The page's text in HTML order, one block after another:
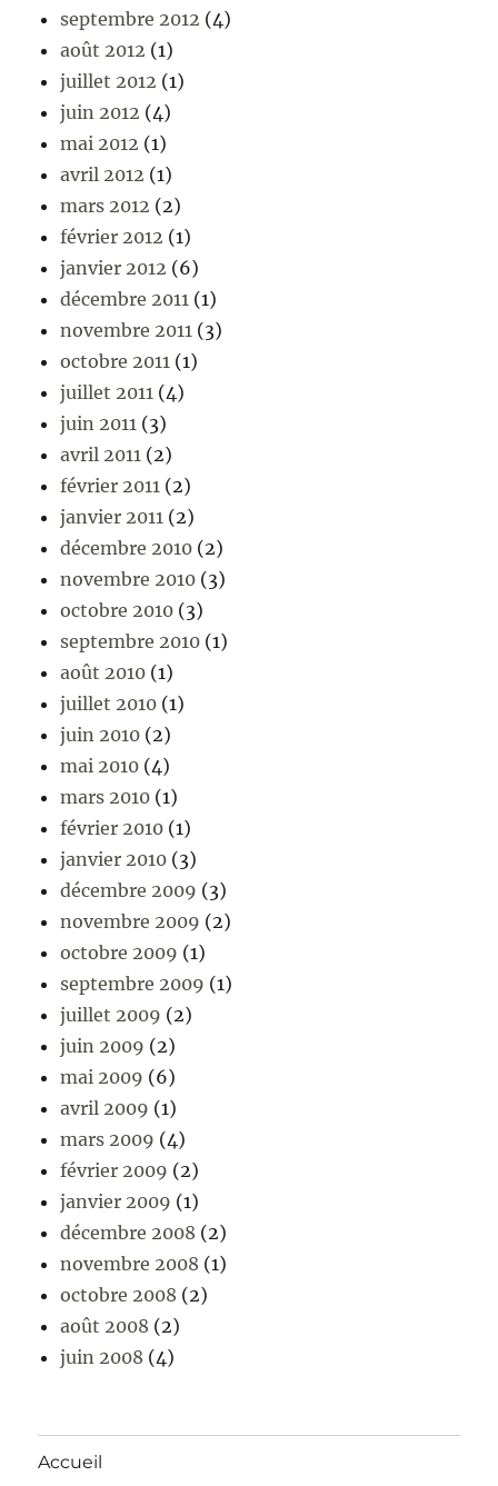
septembre 2012 (4)
août 2012 (1)
juillet 2012 (1)
juin 2012 (4)
mai 2012 (1)
avril 2012 (1)
mars 2012 (2)
février 2012 (1)
janvier 2012 (6)
décembre 2011 (1)
novembre 2011 (3)
octobre 2011 (1)
juillet 2011 (4)
juin 2011 (3)
avril 2011 (2)
février 2011 (2)
janvier 2011 (2)
décembre 2010 (2)
novembre 2010 (3)
octobre 2010 (3)
septembre 2010 (1)
août 2010 (1)
juillet 2010 (1)
juin 2010 (2)
mai 2010 (4)
mars 2010 (1)
février 2010 (1)
janvier 2010 (3)
décembre 2009 (3)
novembre 2009 (2)
octobre 2009 (1)
septembre 2009 (1)
juillet 2009 (2)
juin 2009 (2)
mai 2009 (6)
avril 2009 (1)
mars 2009 (4)
février 2009 (2)
janvier 2009 (1)
décembre 2008 (2)
novembre 2008 (1)
octobre 2008 (2)
août 2008 (2)
juin 2008 (4)
Accueil